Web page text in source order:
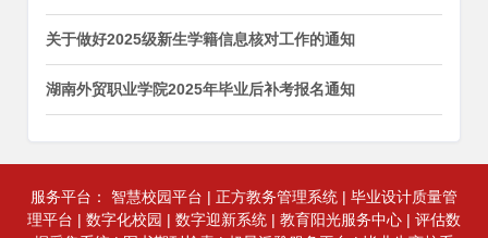
关于做好2025级新生学籍信息核对工作的通知
湖南外贸职业学院2025年毕业后补考报名通知
服务平台： 智慧校园平台 | 正方教务管理系统 | 毕业设计质量管
理平台 | 数字化校园 | 数字迎新系统 | 教育阳光服务中心 | 评估数